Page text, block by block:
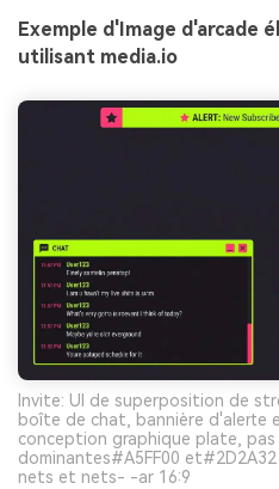
Exemple d'Image d'arcade
utilisant media.io
Invite: UI de superposition de
boîte de chat, bannière d'alerte
conception graphique plate,
dominantes#A5FF00
nets et nets- -ar 16:9